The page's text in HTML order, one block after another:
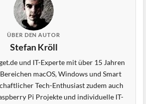
ÜBER DEN AUTOR
Stefan Kröll
und IT-Experte mit über 15 Jahren
macOS, Windows und Smart
Tech-Enthusiast zudem auch
Pi Projekte und individuelle IT-